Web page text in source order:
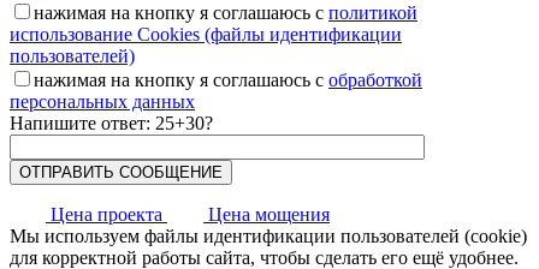
нажимая на кнопку я соглашаюсь с политикой
использование Cookies (файлы идентификации
пользователей)
нажимая на кнопку я соглашаюсь с обработкой
персональных данных
Напишите ответ: 25+30?
Цена проекта
Цена мощения
Мы используем файлы идентификации пользователей (cookie)
для корректной работы сайта, чтобы сделать его ещё удобнее.